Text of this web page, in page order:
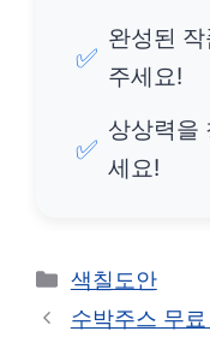
✅
완성된
주세요!
✅
상상력을
세요!
카
테
색칠도안
수박주스 무